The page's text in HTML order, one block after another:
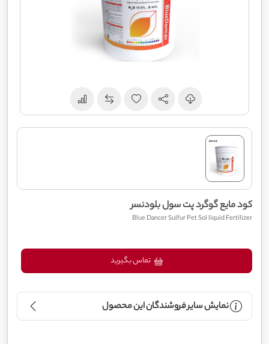
کود مایع گوگرد پت سول بلودنسر
Blue Dancer Sulfur Pet Sol liquid Fertilizer
نمایش سایر فروشندگان این محصول